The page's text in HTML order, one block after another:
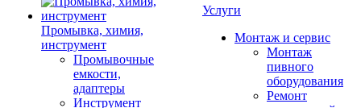
Промывка, химия,
инструмент
Промывочные
емкости,
адаптеры
Инструмент
Услуги
Монтаж и сервис
Монтаж
пивного
оборудования
Ремонт